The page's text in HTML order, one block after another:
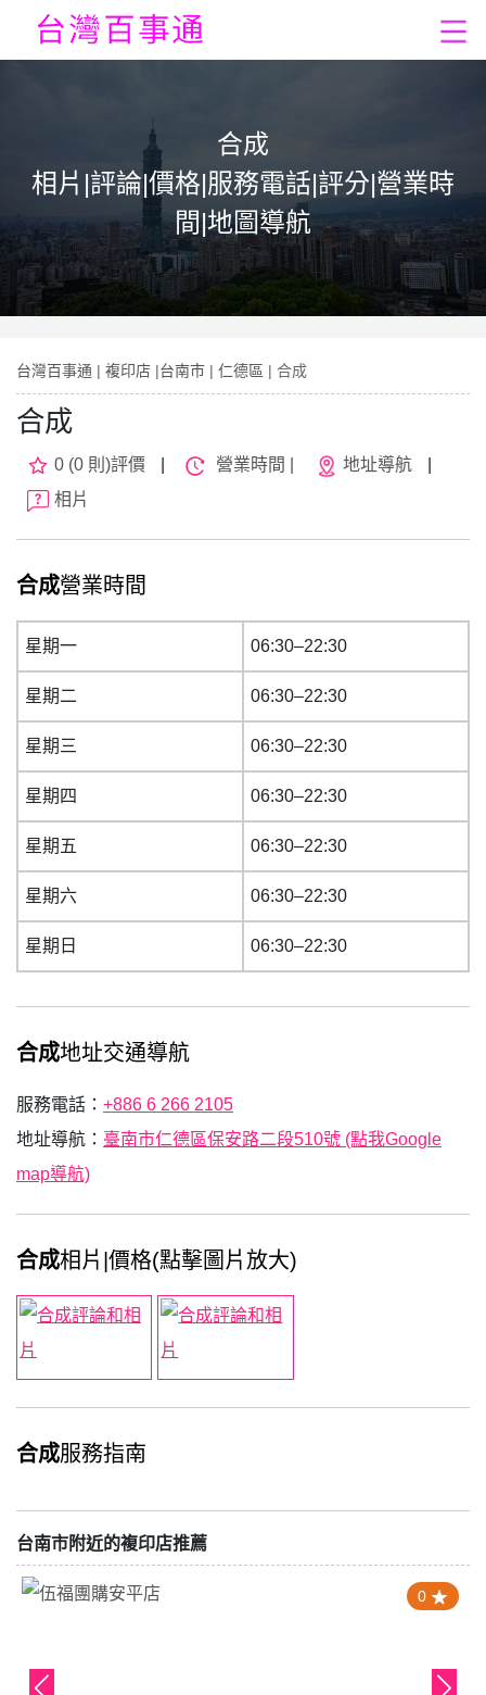
合成
相片|評論|價格|服務電話|評分|營業時
間|地圖導航
台灣百事通 | 複印店 |台南市 | 仁德區 | 合成
合成
0 (0 則)評價 營業時間 | 地址導航
相片
合成營業時間
星期一 06:30–22:30
星期二 06:30–22:30
星期三 06:30–22:30
星期四 06:30–22:30
星期五 06:30–22:30
星期六 06:30–22:30
星期日 06:30–22:30
合成地址交通導航
服務電話： +886 6 266 2105
地址導航： 臺南市仁德區保安路二段510號 (點我Google
map導航)
合成相片|價格(點擊圖片放大)
合成服務指南
台南市附近的複印店推薦
0